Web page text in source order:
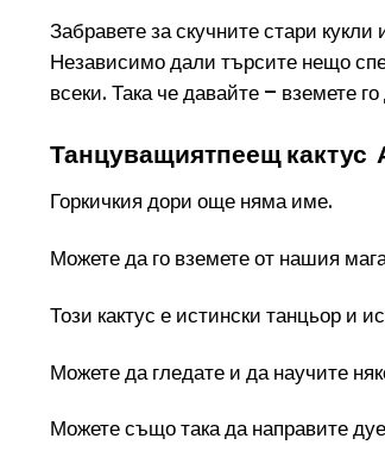
Забравете за скучните стари
Независимо дали търсите нещо
всеки. Така че давайте – вземете
Танцуващиятпеещ кактус
Горкичкия дори още няма име.
Можете да го вземете от нашия
Този кактус е истински танцьор и
Можете да гледате и да научите
Можете също така да направите